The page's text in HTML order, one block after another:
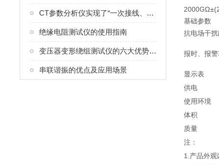
CT参数分析仪实现了“一次接线、多项检测、自动生成结果”的流程
绝缘电阻测试仪的使用指南
变压器变形绕组测试仪的六大优势分析
串联谐振的优点及应用场景
2000GΩ
基础参数
抗电场干
报时、报
显示表
供电
使用环境
体积
质量
注：
1.产品外